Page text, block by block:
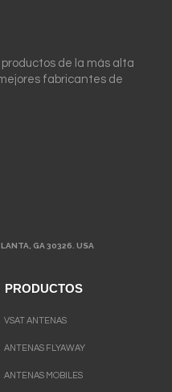
de la más alta
fabricantes de
GA 30326. USA
VSAT ANTENAS
ANTENAS FLYAWAY
ANTENAS MOBILES